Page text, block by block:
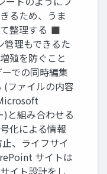
るため、うま
整理する ◼
理もできるた
殖を防ぐこと
での同時編集
(ファイルの内容
と組み合わせる
化による情報
、ライフサイ
サイトは